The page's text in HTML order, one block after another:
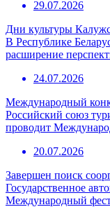
29.07.2026
Дни культуры
В Республике
расширение
24.07.2026
Международный
Российский союз
проводит
20.07.2026
Завершен поиск
Государственное
Международный